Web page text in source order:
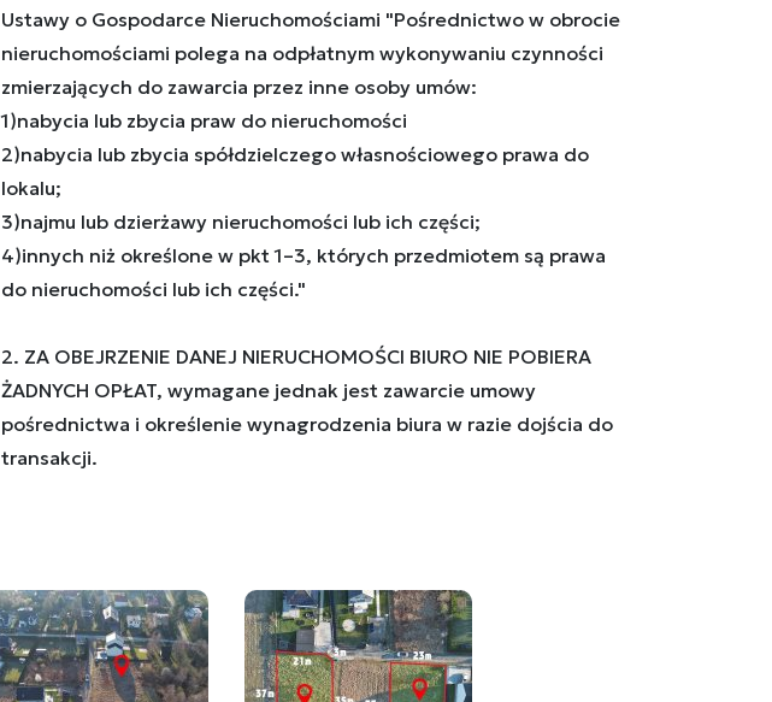
Ustawy o Gospodarce Nieruchomościami "Pośrednictwo w obrocie
nieruchomościami polega na odpłatnym wykonywaniu czynności
zmierzających do zawarcia przez inne osoby umów:
1)nabycia lub zbycia praw do nieruchomości
2)nabycia lub zbycia spółdzielczego własnościowego prawa do
lokalu;
3)najmu lub dzierżawy nieruchomości lub ich części;
4)innych niż określone w pkt 1–3, których przedmiotem są prawa
do nieruchomości lub ich części."
2. ZA OBEJRZENIE DANEJ NIERUCHOMOŚCI BIURO NIE POBIERA
ŻADNYCH OPŁAT, wymagane jednak jest zawarcie umowy
pośrednictwa i określenie wynagrodzenia biura w razie dojścia do
transakcji.